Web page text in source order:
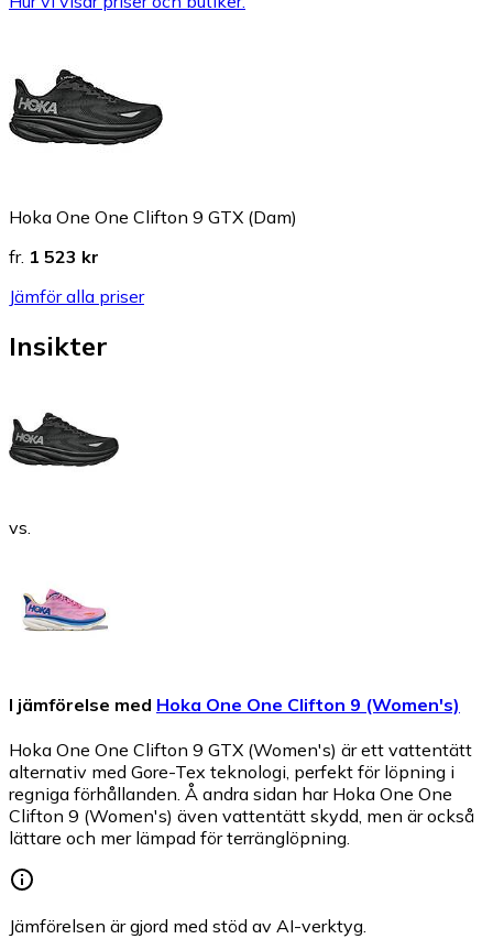
Hoka One One Clifton 9 GTX (Dam)
fr. 1 523 kr
Jämför alla priser
Insikter
vs.
I jämförelse med Hoka One One Clifton 9 (Women's)
Hoka One One Clifton 9 GTX (Women's) är ett vattentätt
alternativ med Gore-Tex teknologi, perfekt för löpning i
regniga förhållanden. Å andra sidan har Hoka One One
Clifton 9 (Women's) även vattentätt skydd, men är också
lättare och mer lämpad för terränglöpning.
Jämförelsen är gjord med stöd av AI-verktyg.